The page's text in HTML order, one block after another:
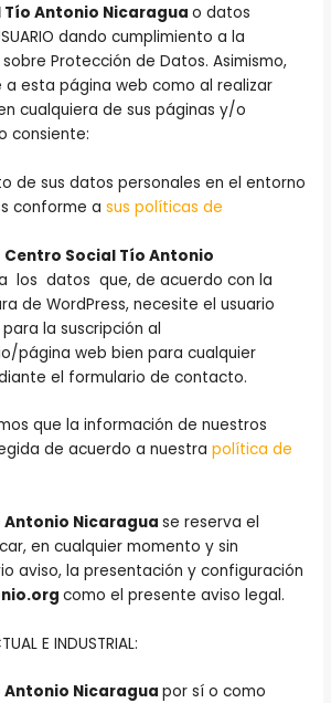
Tío Antonio Nicaraguao datos
dando cumplimiento a la
Protección de Datos. Asimismo,
a esta página web como al realizar
cualquiera de sus páginas y/o
consiente:
de sus datos personales en el entorno
conforme asus políticas de
Centro Social Tío Antonio
los datos que, de acuerdo con la
de WordPress, necesite el usuario
la suscripción al
página web bien para cualquier
el formulario de contacto.
que la información de nuestros
de acuerdo a nuestrapolítica de
Antonio Nicaraguase reserva el
en cualquier momento y sin
aviso, la presentación y configuración
como el presente aviso legal.
E INDUSTRIAL:
Antonio Nicaraguapor sí o como